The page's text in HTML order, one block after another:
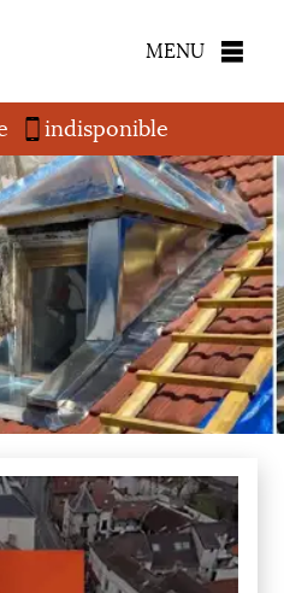
MENU
indisponible